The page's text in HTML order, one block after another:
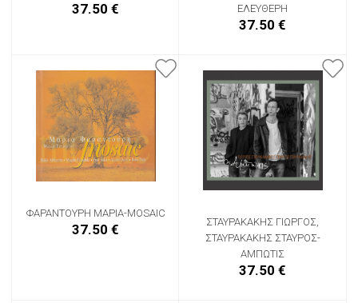
37.50 €
ΕΛΕΥΘΕΡΗ
37.50 €
ΦΑΡΑΝΤΟΥΡΗ ΜΑΡΙΑ-MOSAIC
37.50 €
ΣΤΑΥΡΑΚΑΚΗΣ ΓΙΩΡΓΟΣ,
ΣΤΑΥΡΑΚΑΚΗΣ ΣΤΑΥΡΟΣ-
ΑΜΠΩΤΙΣ
37.50 €